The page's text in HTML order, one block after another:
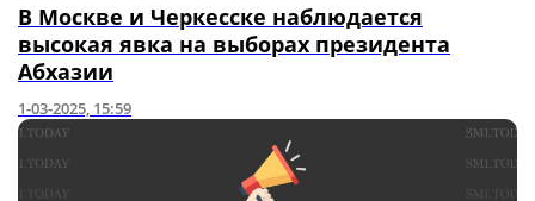
В Москве и Черкесске наблюдается
высокая явка на выборах президента
Абхазии
1-03-2025, 15:59